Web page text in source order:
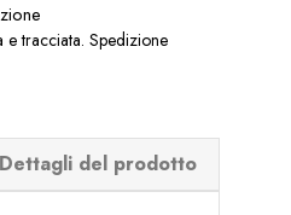
e tracciata. Spedizione
Dettagli del prodotto